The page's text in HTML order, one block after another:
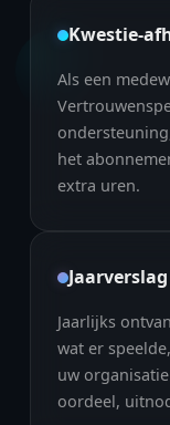
Kwestie-
Als een
het
extra uren.
Jaarlijks
wat er
uw
oordeel,